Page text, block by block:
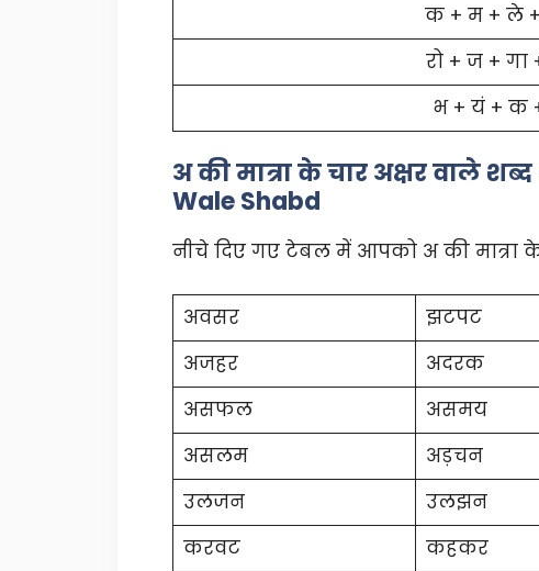
क + म + ले
रो + ज + गा
भ + यं + क
अ की मात्रा के चार अक्षर वाले
Wale Shabd
नीचे दिए गए टेबल में आपको अ की मात्रा
अवसर झटपट
अजहर
अदरक
असफल
असमय
असलम
अड़चन
उलजन
उलझन
करवट
कहकर